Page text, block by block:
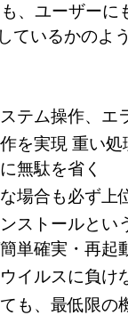
、ユーザー
ているかのよ
テム操作、エ
を実現 重い
無駄を省く
場合も必ず上
ストールとい
単確実・再起
イルスに負け
も、最低限の